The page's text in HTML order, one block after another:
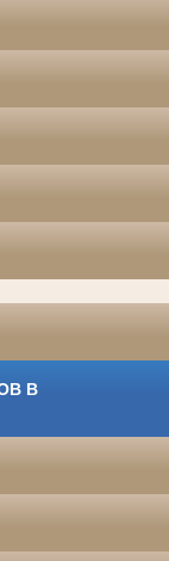
В